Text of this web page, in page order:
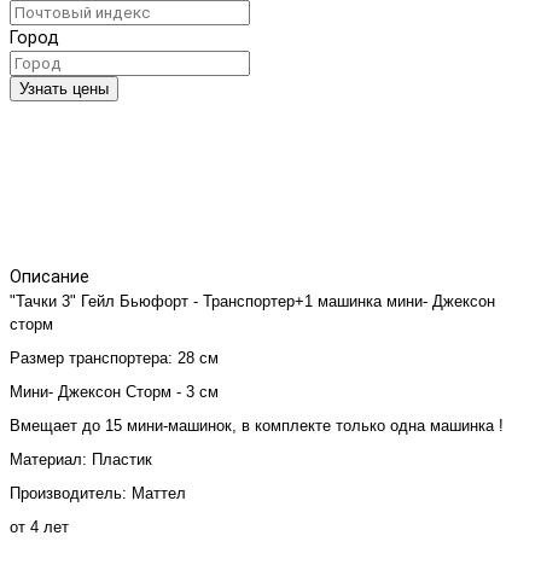
Город
Узнать цены
Описание
"Тачки 3" Гейл Бьюфорт - Транспортер+1 машинка мини- Джексон
сторм
Размер транспортера: 28 см
Мини- Джексон Сторм - 3 см
Вмещает до 15 мини-машинок, в комплекте только одна машинка !
Материал: Пластик
Производитель: Маттел
от 4 лет